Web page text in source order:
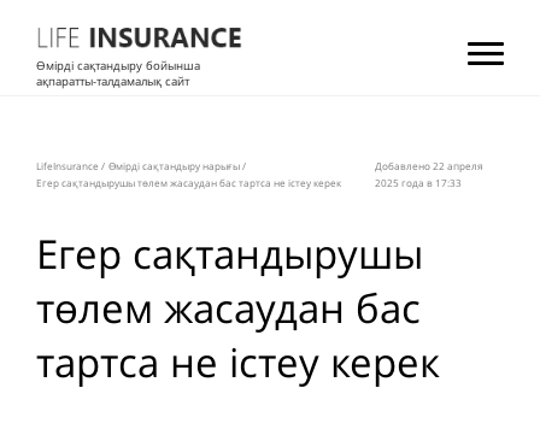
Өмірді сақтандыру бойынша
ақпаратты-талдамалық сайт
LifeInsurance / Өмірді сақтандыру нарығы/
Егер сақтандырушы төлем жасаудан бас тартса не істеу керек
Добавлено 22 апреля
2025 года в 17:33
Егер сақтандырушы
төлем жасаудан бас
тартса не істеу керек